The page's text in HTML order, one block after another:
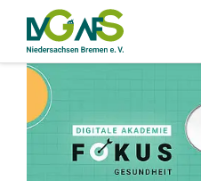
ZUM HAUPTINHALT
ZUR SUCHE SPRINGEN
SIE BEFINDEN SICH HIER:
STARTSEITE